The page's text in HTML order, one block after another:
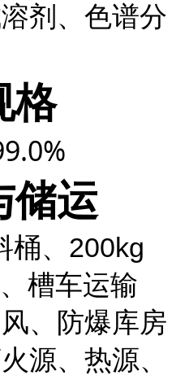
剂、色谱分
格
储运
桶、200kg
槽车运输
、防爆库房
源、热源、